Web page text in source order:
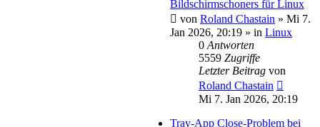
Bildschirmschoners für Linux
von Roland Chastain » Mi 7.
Jan 2026, 20:19 » in Linux
0 Antworten
5559 Zugriffe
Letzter Beitrag von
Roland Chastain
Mi 7. Jan 2026, 20:19
Tray-App Close-Problem bei